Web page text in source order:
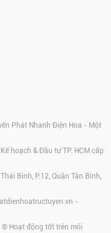
Phát Nhanh Điện Hoa - Một
hoạch & Đầu tư TP. HCM cấp
Bình, P.12, Quận Tân Bình,
-
® Hoạt động tốt trên môi